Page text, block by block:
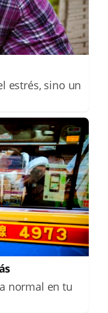
estrés, sino un
normal en tu